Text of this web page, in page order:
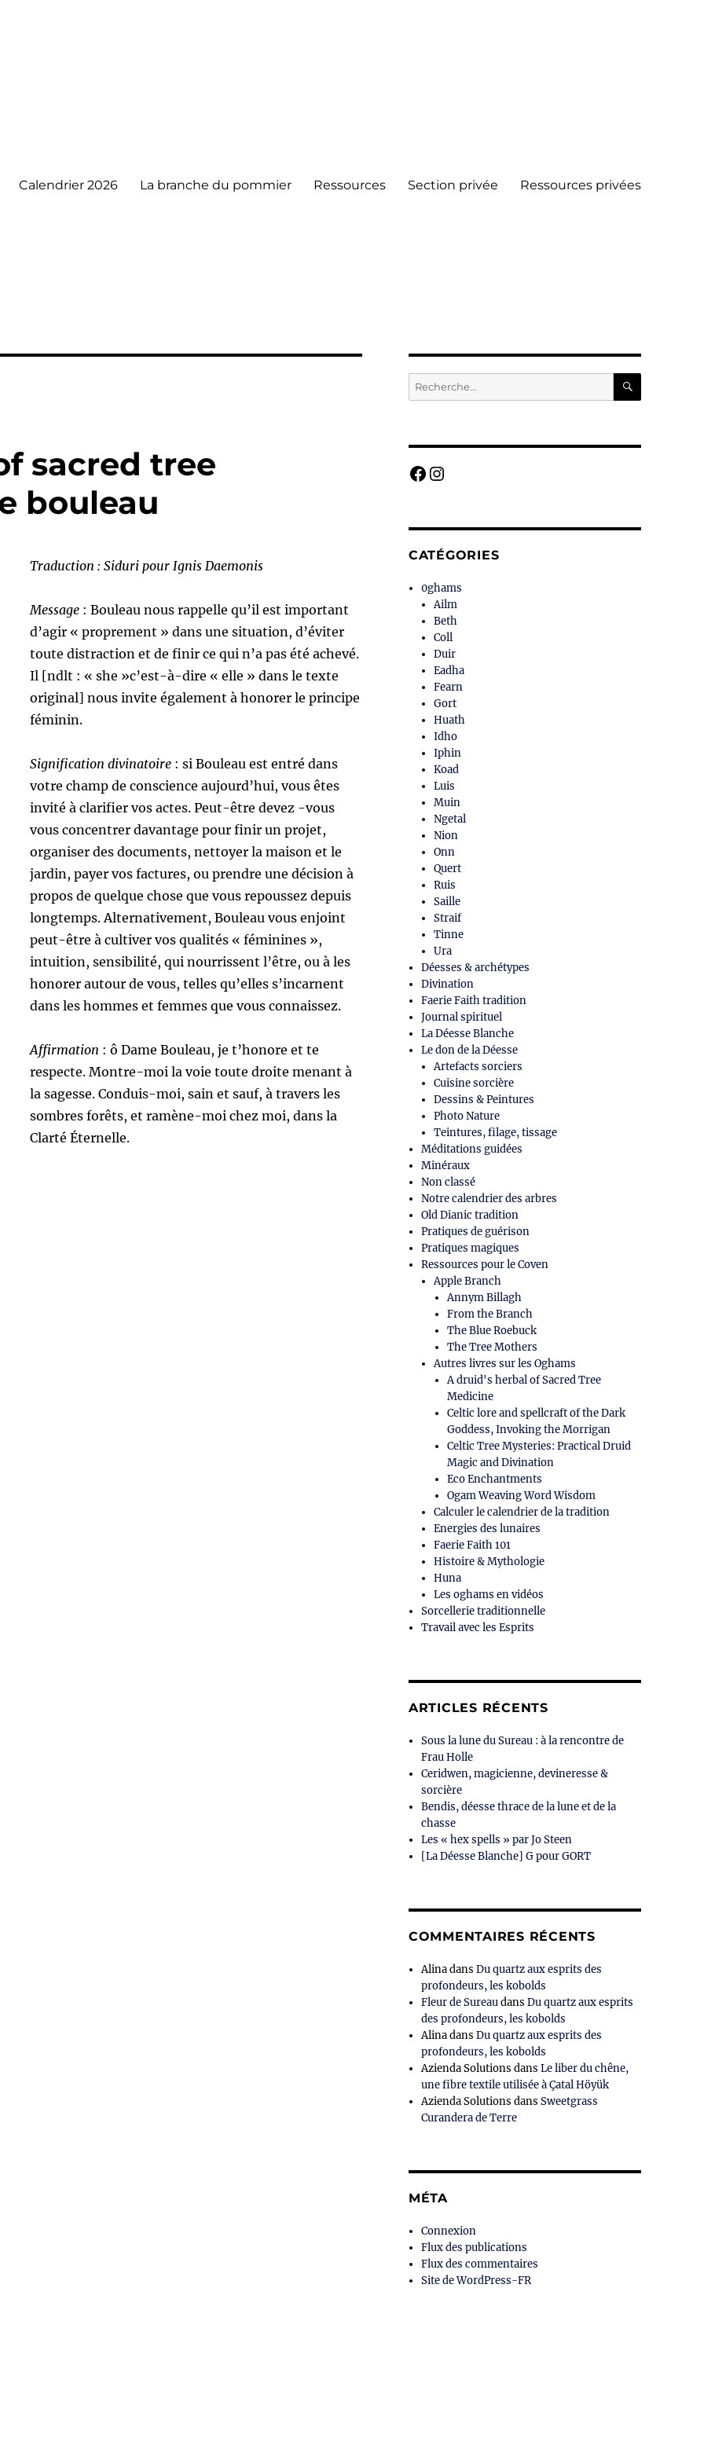
Calendrier 2026 La branche du pommier Ressources Section privée Ressources privées
sacred tree
bouleau
Traduction : Siduri pour Ignis Daemonis
Message : Bouleau nous rappelle qu’il est important
d’agir « proprement » dans une situation, d’éviter
toute distraction et de finir ce qui n’a pas été achevé.
Il [ndlt : « she »c’est-à-dire « elle » dans le texte
original] nous invite également à honorer le principe
féminin.
Signification divinatoire : si Bouleau est entré dans
votre champ de conscience aujourd’hui, vous êtes
invité à clarifier vos actes. Peut-être devez -vous
vous concentrer davantage pour finir un projet,
organiser des documents, nettoyer la maison et le
jardin, payer vos factures, ou prendre une décision à
propos de quelque chose que vous repoussez depuis
longtemps. Alternativement, Bouleau vous enjoint
peut-être à cultiver vos qualités « féminines »,
intuition, sensibilité, qui nourrissent l’être, ou à les
honorer autour de vous, telles qu’elles s’incarnent
dans les hommes et femmes que vous connaissez.
Affirmation : ô Dame Bouleau, je t’honore et te
respecte. Montre-moi la voie toute droite menant à
la sagesse. Conduis-moi, sain et sauf, à travers les
sombres forêts, et ramène-moi chez moi, dans la
Clarté Éternelle.
Recherche
pour :
Facebook
Instagram
CATÉGORIES
0ghams
Ailm
Beth
Coll
Duir
Eadha
Fearn
Gort
Huath
Idho
Iphin
Koad
Luis
Muin
Ngetal
Nion
Onn
Quert
Ruis
Saille
Straif
Tinne
Ura
Déesses & archétypes
Divination
Faerie Faith tradition
Journal spirituel
La Déesse Blanche
Le don de la Déesse
Artefacts sorciers
Cuisine sorcière
Dessins & Peintures
Photo Nature
Teintures, filage, tissage
Méditations guidées
Minéraux
Non classé
Notre calendrier des arbres
Old Dianic tradition
Pratiques de guérison
Pratiques magiques
Ressources pour le Coven
Apple Branch
Annym Billagh
From the Branch
The Blue Roebuck
The Tree Mothers
Autres livres sur les Oghams
A druid's herbal of Sacred Tree
Medicine
Celtic lore and spellcraft of the Dark
Goddess, Invoking the Morrigan
Celtic Tree Mysteries: Practical Druid
Magic and Divination
Eco Enchantments
Ogam Weaving Word Wisdom
Calculer le calendrier de la tradition
Energies des lunaires
Faerie Faith 101
Histoire & Mythologie
Huna
Les oghams en vidéos
Sorcellerie traditionnelle
Travail avec les Esprits
ARTICLES RÉCENTS
Sous la lune du Sureau : à la rencontre de
Frau Holle
Ceridwen, magicienne, devineresse &
sorcière
Bendis, déesse thrace de la lune et de la
chasse
Les « hex spells » par Jo Steen
[La Déesse Blanche] G pour GORT
COMMENTAIRES RÉCENTS
AlinadansDu quartz aux esprits des
profondeurs, les kobolds
Fleur de SureaudansDu quartz aux esprits
des profondeurs, les kobolds
AlinadansDu quartz aux esprits des
profondeurs, les kobolds
Azienda Solutions dansLe liber du chêne,
une fibre textile utilisée à Çatal Höyük
Azienda Solutions dansSweetgrass
Curandera de Terre
MÉTA
Connexion
Flux des publications
Flux des commentaires
Site de WordPress-FR